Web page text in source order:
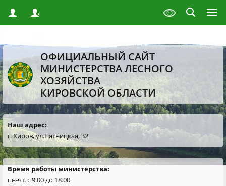
ОФИЦИАЛЬНЫЙ САЙТ
МИНИСТЕРСТВА ЛЕСНОГО
ХОЗЯЙСТВА
КИРОВСКОЙ ОБЛАСТИ
Наш адрес:
г. Киров, ул.Пятницкая, 32
Время работы министерства:
пн-чт. с 9.00 до 18.00